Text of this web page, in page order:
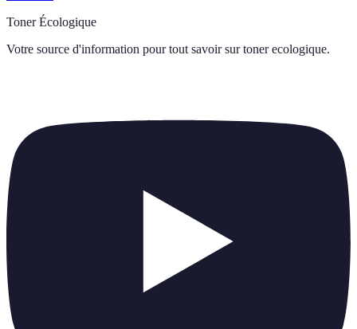
Toner Écologique
Votre source d'information pour tout savoir sur toner ecologique.